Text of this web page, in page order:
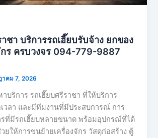
ชา บริการรถเฮี๊ยบรับจ้าง ยกของ
กร ครบวงจร 094-779-9887
าคม 7, 2026
บริการ รถเฮี๊ยบศรีราชา ที่ให้บริการ
เวลา และมีทีมงานที่มีประสบการณ์ การ
รที่มีรถเฮี๊ยบหลายขนาด พร้อมอุปกรณ์ที่ได้
ยให้การขนย้ายเครื่องจักร วัสดุก่อสร้าง ตู้